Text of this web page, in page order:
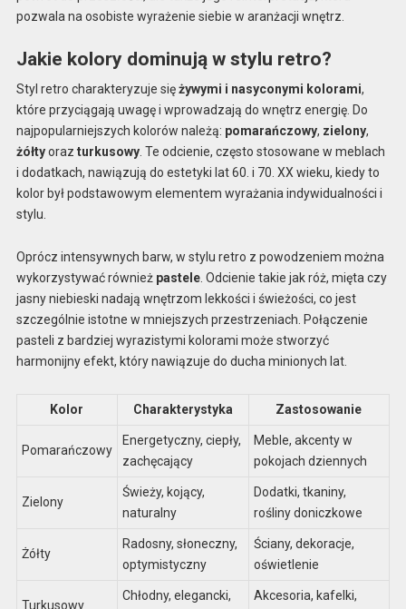
pozwala na osobiste wyrażenie siebie w aranżacji wnętrz.
Jakie kolory dominują w stylu retro?
Styl retro charakteryzuje siężywymi i nasyconymi kolorami,
które przyciągają uwagę i wprowadzają do wnętrz energię. Do
najpopularniejszych kolorów należą: pomarańczowy, zielony,
żółtyoraz turkusowy. Te odcienie, często stosowane w meblach
i dodatkach, nawiązują do estetyki lat 60. i 70. XX wieku, kiedy to
kolor był podstawowym elementem wyrażania indywidualności i
stylu.
Oprócz intensywnych barw, w stylu retro z powodzeniem można
wykorzystywać również pastele. Odcienie takie jak róż, mięta czy
jasny niebieski nadają wnętrzom lekkości i świeżości, co jest
szczególnie istotne w mniejszych przestrzeniach. Połączenie
pasteli z bardziej wyrazistymi kolorami może stworzyć
harmonijny efekt, który nawiązuje do ducha minionych lat.
Kolor Charakterystyka Zastosowanie
Pomarańczowy
Energetyczny, ciepły,
zachęcający
Meble, akcenty w
pokojach dziennych
Zielony
Świeży, kojący,
naturalny
Dodatki, tkaniny,
rośliny doniczkowe
Żółty
Radosny, słoneczny,
optymistyczny
Ściany, dekoracje,
oświetlenie
Turkusowy
Chłodny, elegancki,
Akcesoria, kafelki,